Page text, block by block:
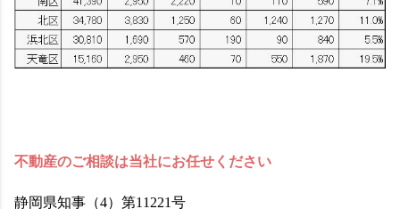
不動産のご相談は当社にお任せください
静岡県知事（4）第11221号